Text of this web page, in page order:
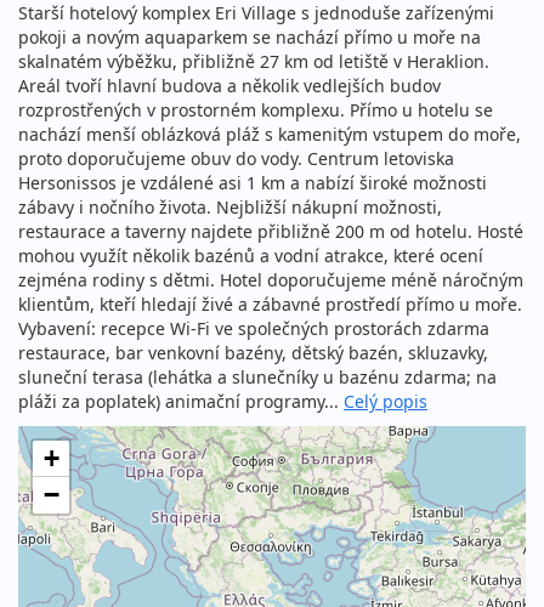
Starší hotelový komplex Eri Village s jednoduše zařízenými
pokoji a novým aquaparkem se nachází přímo u moře na
skalnatém výběžku, přibližně 27 km od letiště v Heraklion.
Areál tvoří hlavní budova a několik vedlejších budov
rozprostřených v prostorném komplexu. Přímo u hotelu se
nachází menší oblázková pláž s kamenitým vstupem do moře,
proto doporučujeme obuv do vody. Centrum letoviska
Hersonissos je vzdálené asi 1 km a nabízí široké možnosti
zábavy i nočního života. Nejbližší nákupní možnosti,
restaurace a taverny najdete přibližně 200 m od hotelu. Hosté
mohou využít několik bazénů a vodní atrakce, které ocení
zejména rodiny s dětmi. Hotel doporučujeme méně náročným
klientům, kteří hledají živé a zábavné prostředí přímo u moře.
Vybavení: recepce Wi-Fi ve společných prostorách zdarma
restaurace, bar venkovní bazény, dětský bazén, skluzavky,
sluneční terasa (lehátka a slunečníky u bazénu zdarma; na
pláži za poplatek) animační programy... Celý popis
+
−